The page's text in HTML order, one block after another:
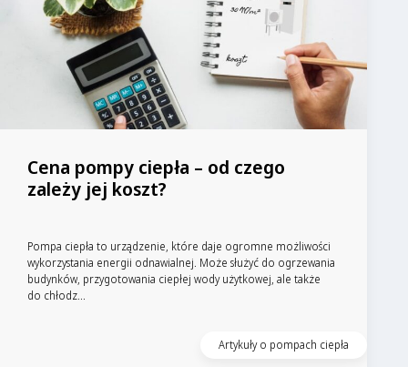
Cena pompy ciepła – od czego
zależy jej koszt?
Pompa ciepła to urządzenie, które daje ogromne możliwości
wykorzystania energii odnawialnej. Może służyć do ogrzewania
budynków, przygotowania ciepłej wody użytkowej, ale także
do chłodz...
Artykuły o pompach ciepła